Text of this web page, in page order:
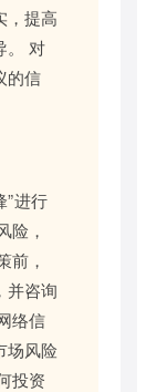
，提高
。 对
的信
”进行
险，
前，
并咨询
络信
场风险
投资